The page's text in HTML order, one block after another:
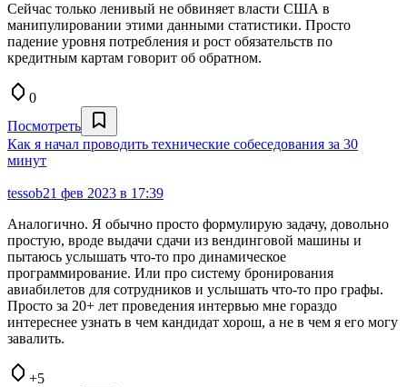
Сейчас только ленивый не обвиняет власти США в
манипулировании этими данными статистики. Просто
падение уровня потребления и рост обязательств по
кредитным картам говорит об обратном.
0
Посмотреть
Как я начал проводить технические собеседования за 30
минут
tessob21 фев 2023 в 17:39
Аналогично. Я обычно просто формулирую задачу, довольно
простую, вроде выдачи сдачи из вендинговой машины и
пытаюсь услышать что-то про динамическое
программирование. Или про систему бронирования
авиабилетов для сотрудников и услышать что-то про графы.
Просто за 20+ лет проведения интервью мне гораздо
интереснее узнать в чем кандидат хорош, а не в чем я его могу
завалить.
+5